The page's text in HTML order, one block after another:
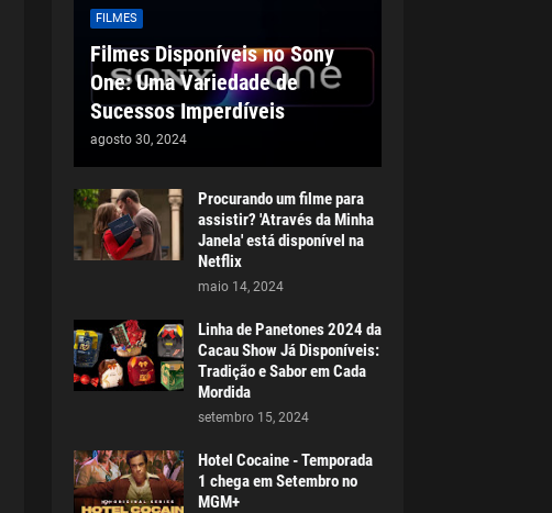
FILMES
Filmes Disponíveis no Sony
One: Uma Variedade de
Sucessos Imperdíveis
agosto 30, 2024
Procurando um filme para
assistir? 'Através da Minha
Janela' está disponível na
Netflix
maio 14, 2024
Linha de Panetones 2024 da
Cacau Show Já Disponíveis:
Tradição e Sabor em Cada
Mordida
setembro 15, 2024
Hotel Cocaine - Temporada
1 chega em Setembro no
MGM+